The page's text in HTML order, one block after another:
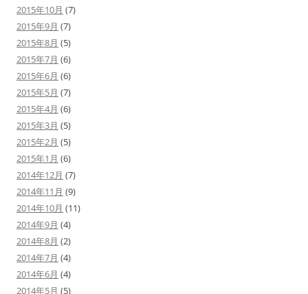
2015年10月 (7)
2015年9月 (7)
2015年8月 (5)
2015年7月 (6)
2015年6月 (6)
2015年5月 (7)
2015年4月 (6)
2015年3月 (5)
2015年2月 (5)
2015年1月 (6)
2014年12月 (7)
2014年11月 (9)
2014年10月 (11)
2014年9月 (4)
2014年8月 (2)
2014年7月 (4)
2014年6月 (4)
2014年5月 (5)